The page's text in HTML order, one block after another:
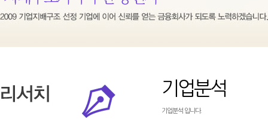
기업분석
기업분석 입니다.